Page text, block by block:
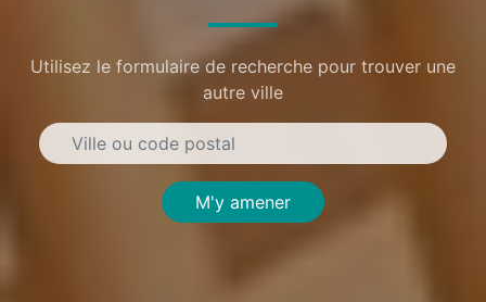
Utilisez le formulaire de recherche pour trouver une
autre ville
M'y amener